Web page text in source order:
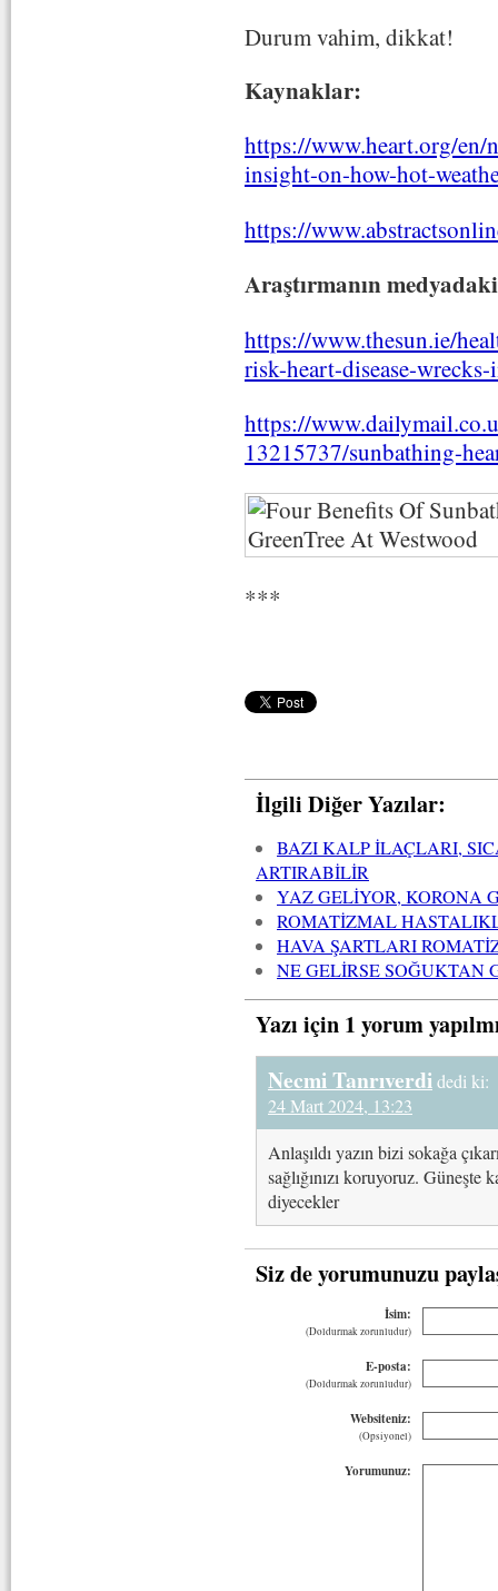
Durum vahim, dikkat!
Kaynaklar:
https://www.heart.org/en/
insight-on-how-hot-
https://
Araştırmanın
https://www.thesun.ie/
risk-heart-disease-
https://
13215737/sunbathing-
***
İlgili Diğer Yazılar:
BAZI KALP İLAÇLARI,
ARTIRABİLİR
YAZ GELİYOR, KORONA
ROMATİZMAL
HAVA ŞARTLARI
NE GELİRSE SOĞUKTAN
Yazı için 1 yorum
Necmi Tanrıverdidedi ki:
24 Mart 2024, 13:23
Anlaşıldı yazın bizi sokağa
sağlığınızı koruyoruz. Güneşte
diyecekler
Siz de yorumunuzu
İsim:
(Doldurmak zorunludur)
E-posta:
(Doldurmak zorunludur)
Websiteniz:
(Opsiyonel)
Yorumunuz: